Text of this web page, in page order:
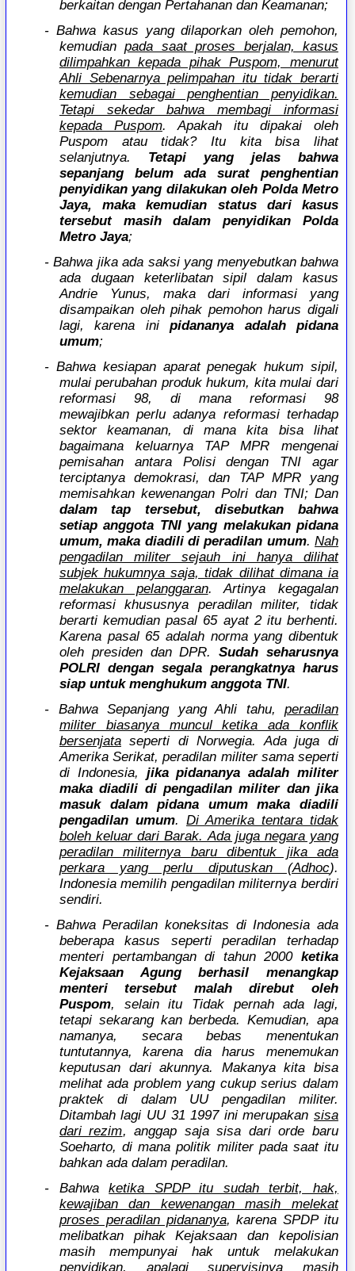
berkaitan dengan Pertahanan dan Keamanan;
- Bahwa kasus yang dilaporkan oleh pemohon,
kemudianpada saat proses berjalan, kasus
dilimpahkan kepada pihak Puspom, menurut
Ahli Sebenarnya pelimpahan itu tidak berarti
kemudian sebagai penghentian penyidikan.
Tetapi sekedar bahwa membagi informasi
kepada Puspom. Apakah itu dipakai oleh
Puspom atau tidak? Itu kita bisa lihat
selanjutnya. Tetapi yang jelas bahwa
sepanjang belum ada surat penghentian
penyidikan yang dilakukan oleh Polda Metro
Jaya, maka kemudian status dari kasus
tersebut masih dalam penyidikan Polda
Metro Jaya;
- Bahwa jika ada saksi yang menyebutkan bahwa
ada dugaan keterlibatan sipil dalam kasus
Andrie Yunus, maka dari informasi yang
disampaikan oleh pihak pemohon harus digali
lagi, karena inipidananya adalah pidana
umum;
- Bahwa kesiapan aparat penegak hukum sipil,
mulai perubahan produk hukum, kita mulai dari
reformasi 98, di mana reformasi 98
mewajibkan perlu adanya reformasi terhadap
sektor keamanan, di mana kita bisa lihat
bagaimana keluarnya TAP MPR mengenai
pemisahan antara Polisi dengan TNI agar
terciptanya demokrasi, dan TAP MPR yang
memisahkan kewenangan Polri dan TNI; Dan
dalam tap tersebut, disebutkan bahwa
setiap anggota TNI yang melakukan pidana
umum, maka diadili di peradilan umum.Nah
pengadilan militer sejauh ini hanya dilihat
subjek hukumnya saja, tidak dilihat dimana ia
melakukan pelanggaran. Artinya kegagalan
reformasi khususnya peradilan militer, tidak
berarti kemudian pasal 65 ayat 2 itu berhenti.
Karena pasal 65 adalah norma yang dibentuk
oleh presiden dan DPR.Sudah seharusnya
POLRI dengan segala perangkatnya harus
siap untuk menghukum anggota TNI.
- Bahwa Sepanjang yang Ahli tahu, peradilan
militer biasanya muncul ketika ada konflik
bersenjataseperti di Norwegia. Ada juga di
Amerika Serikat, peradilan militer sama seperti
di Indonesia, jika pidananya adalah militer
maka diadili di pengadilan militer dan jika
masuk dalam pidana umum maka diadili
pengadilan umum. Di Amerika tentara tidak
boleh keluar dari Barak. Ada juga negara yang
peradilan militernya baru dibentuk jika ada
perkara yang perlu diputuskan (Adhoc).
Indonesia memilih pengadilan militernya berdiri
sendiri.
- Bahwa Peradilan koneksitas di Indonesia ada
beberapa kasus seperti peradilan terhadap
menteri pertambangan di tahun 2000 ketika
Kejaksaan Agung berhasil menangkap
menteri tersebut malah direbut oleh
Puspom, selain itu Tidak pernah ada lagi,
tetapi sekarang kan berbeda. Kemudian, apa
namanya, secara bebas menentukan
tuntutannya, karena dia harus menemukan
keputusan dari akunnya. Makanya kita bisa
melihat ada problem yang cukup serius dalam
praktek di dalam UU pengadilan militer.
Ditambah lagi UU 31 1997 ini merupakan sisa
dari rezim, anggap saja sisa dari orde baru
Soeharto, di mana politik militer pada saat itu
bahkan ada dalam peradilan.
- Bahwaketika SPDP itu sudah terbit, hak,
kewajiban dan kewenangan masih melekat
proses peradilan pidananya, karena SPDP itu
melibatkan pihak Kejaksaan dan kepolisian
masih mempunyai hak untuk melakukan
penyidikan, apalagi supervisinya masih